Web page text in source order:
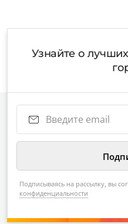
Узнайте о
Подписываясь на рассылку, вы
конфиденциальности